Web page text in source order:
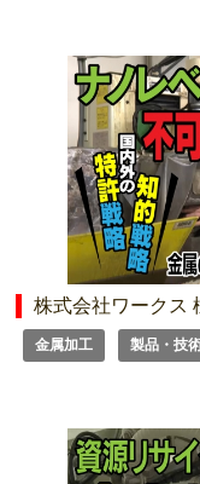
株式会社ワークス
金属加工 製品・技